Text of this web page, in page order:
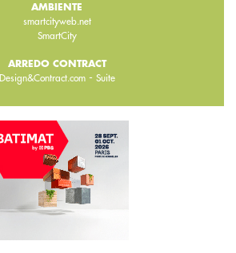
AMBIENTE
smartcityweb.net
SmartCity
ARREDO CONTRACT
Design&Contract.com- Suite